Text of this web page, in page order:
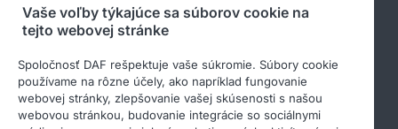
Sledujte nás
Vaše voľby týkajúce sa súborov cookie na
tejto webovej stránke
Spoločnosť DAF rešpektuje vaše súkromie. Súbory cookie
používame na rôzne účely, ako napríklad fungovanie
webovej stránky, zlepšovanie vašej skúsenosti s našou
webovou stránkou, budovanie integrácie so sociálnymi